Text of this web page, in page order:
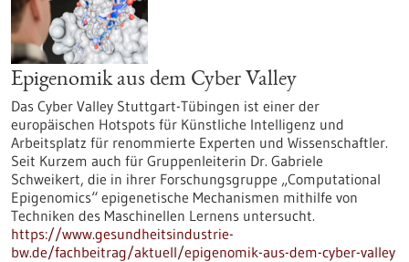
Epigenomik aus dem Cyber Valley
Das Cyber Valley Stuttgart-Tübingen ist einer der
europäischen Hotspots für Künstliche Intelligenz und
Arbeitsplatz für renommierte Experten und Wissenschaftler.
Seit Kurzem auch für Gruppenleiterin Dr. Gabriele
Schweikert, die in ihrer Forschungsgruppe „Computational
Epigenomics“ epigenetische Mechanismen mithilfe von
Techniken des Maschinellen Lernens untersucht.
https://www.gesundheitsindustrie-
bw.de/fachbeitrag/aktuell/epigenomik-aus-dem-cyber-valley